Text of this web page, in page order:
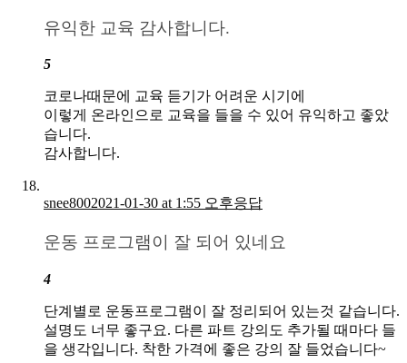
유익한 교육 감사합니다.
5
코로나때문에 교육 듣기가 어려운 시기에
이렇게 온라인으로 교육을 들을 수 있어 유익하고 좋았
습니다.
감사합니다.
snee8002021-01-30 at 1:55 오후응답
운동 프로그램이 잘 되어 있네요
4
단계별로 운동프로그램이 잘 정리되어 있는것 같습니다.
설명도 너무 좋구요. 다른 파트 강의도 추가될 때마다 들
을 생각입니다. 착한 가격에 좋은 강의 잘 들었습니다~